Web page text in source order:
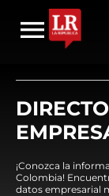
¡Conozca la
Colombia!
datos empresarial